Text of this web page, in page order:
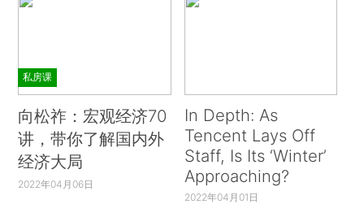
私房课
向松祚：宏观经济70
讲，带你了解国内外
经济大局
2022年04月06日
In Depth: As
Tencent Lays Off
Staff, Is Its ‘Winter’
Approaching?
2022年04月01日